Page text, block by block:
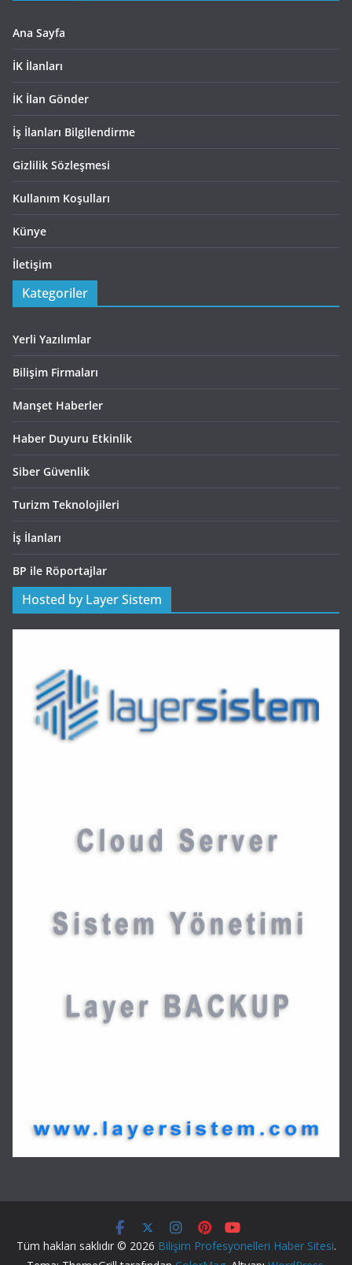
Ana Sayfa
İK İlanları
İK İlan Gönder
İş İlanları Bilgilendirme
Gizlilik Sözleşmesi
Kullanım Koşulları
Künye
İletişim
Kategoriler
Yerli Yazılımlar
Bilişim Firmaları
Manşet Haberler
Haber Duyuru Etkinlik
Siber Güvenlik
Turizm Teknolojileri
İş İlanları
BP ile Röportajlar
Hosted by Layer Sistem
Tüm hakları saklıdır © 2026 Bilişim Profesyonelleri Haber Sitesi.